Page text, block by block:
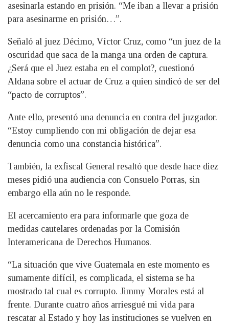
asesinarla estando en prisión. “Me iban a llevar a prisión
para asesinarme en prisión…”.
Señaló al juez Décimo, Víctor Cruz, como “un juez de la
oscuridad que saca de la manga una orden de captura.
¿Será que el Juez estaba en el complot?, cuestionó
Aldana sobre el actuar de Cruz a quien sindicó de ser del
“pacto de corruptos”.
Ante ello, presentó una denuncia en contra del juzgador.
“Estoy cumpliendo con mi obligación de dejar esa
denuncia como una constancia histórica”.
También, la exfiscal General resaltó que desde hace diez
meses pidió una audiencia con Consuelo Porras, sin
embargo ella aún no le responde.
El acercamiento era para informarle que goza de
medidas cautelares ordenadas por la Comisión
Interamericana de Derechos Humanos.
“La situación que vive Guatemala en este momento es
sumamente difícil, es complicada, el sistema se ha
mostrado tal cual es corrupto. Jimmy Morales está al
frente. Durante cuatro años arriesgué mi vida para
rescatar al Estado y hoy las instituciones se vuelven en